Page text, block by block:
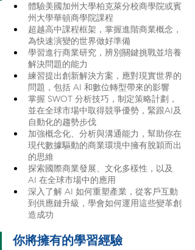
體驗美國加州大學柏克萊分校商學院或賓
州大學華頓商學院課程
超越高中課程框架，掌握進階商業概念，
為快速演變的世界做好準備
學習進行商業研究，辨別關鍵挑戰並培養
解決問題的能力
練習提出創新解決方案，應對現實世界的
問題，包括 AI 和數位轉型帶來的影響
掌握 SWOT 分析技巧，制定策略計劃，
並在全球市場中取得競爭優勢，緊跟AI及
自動化的趨勢步伐
加強概念化、分析與溝通能力，幫助你在
現代數據驅動的商業環境中擁有脫穎而出
的思維
探索國際商業發展、文化多樣性，以及
AI 在全球市場中的應用
深入了解 AI 如何重塑產業，從客戶互動
到供應鏈升級，學會如何運用這些變革創
造成功
你將擁有的學習經驗